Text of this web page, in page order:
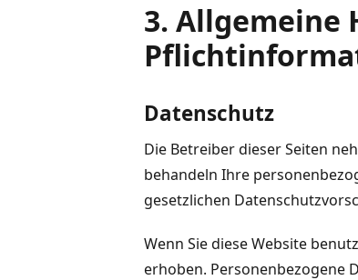
3. Allgemeine
Datenschutz
Die Betreiber dieser Seiten
behandeln Ihre
gesetzlichen
Wenn Sie diese Website
erhoben. Personenbezogene